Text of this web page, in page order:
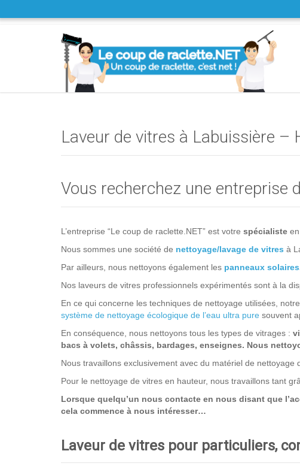
Laveur de vitres à Labuissière –
Vous recherchez une entreprise
L’entreprise “Le coup de raclette.NET” est votre spécialiste
Nous sommes une société de nettoyage/lavage de vitres à
Par ailleurs, nous nettoyons également les panneaux solaires
Nos laveurs de vitres professionnels expérimentés sont à la
En ce qui concerne les techniques de nettoyage utilisées,
système de nettoyage écologique de l’eau ultra pure souvent
En conséquence, nous nettoyons tous les types de vitrages :
bacs à volets, châssis, bardages, enseignes. Nous
Nous travaillons exclusivement avec du matériel de nettoyage
Pour le nettoyage de vitres en hauteur, nous travaillons tant
Lorsque quelqu’un nous contacte en nous disant que
cela commence à nous intéresser…
Laveur de vitres pour particuliers,